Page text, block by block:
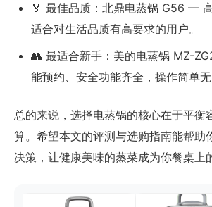
🏅 最佳品质：北鼎电蒸锅 G56 —
适合对生活品质有高要求的用户。
👥 最适合新手：美的电蒸锅 MZ-
能预约、安全功能齐全，操作简单无
总的来说，选择电蒸锅的核心在于平衡
算。希望本文的评测与选购指南能帮助
决策，让健康美味的蒸菜成为你餐桌上